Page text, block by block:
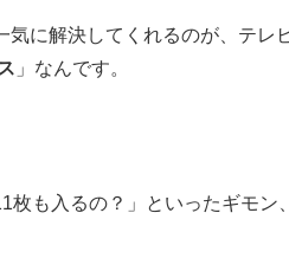
に解決してくれるのが、テレ
」なんです。
枚も入るの？」といったギモン